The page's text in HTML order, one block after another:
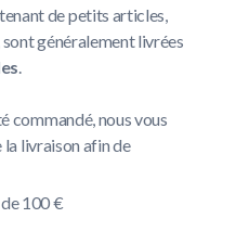
de petits articles,
généralement livrées
.
commandé, nous vous
livraison afin de
100 €